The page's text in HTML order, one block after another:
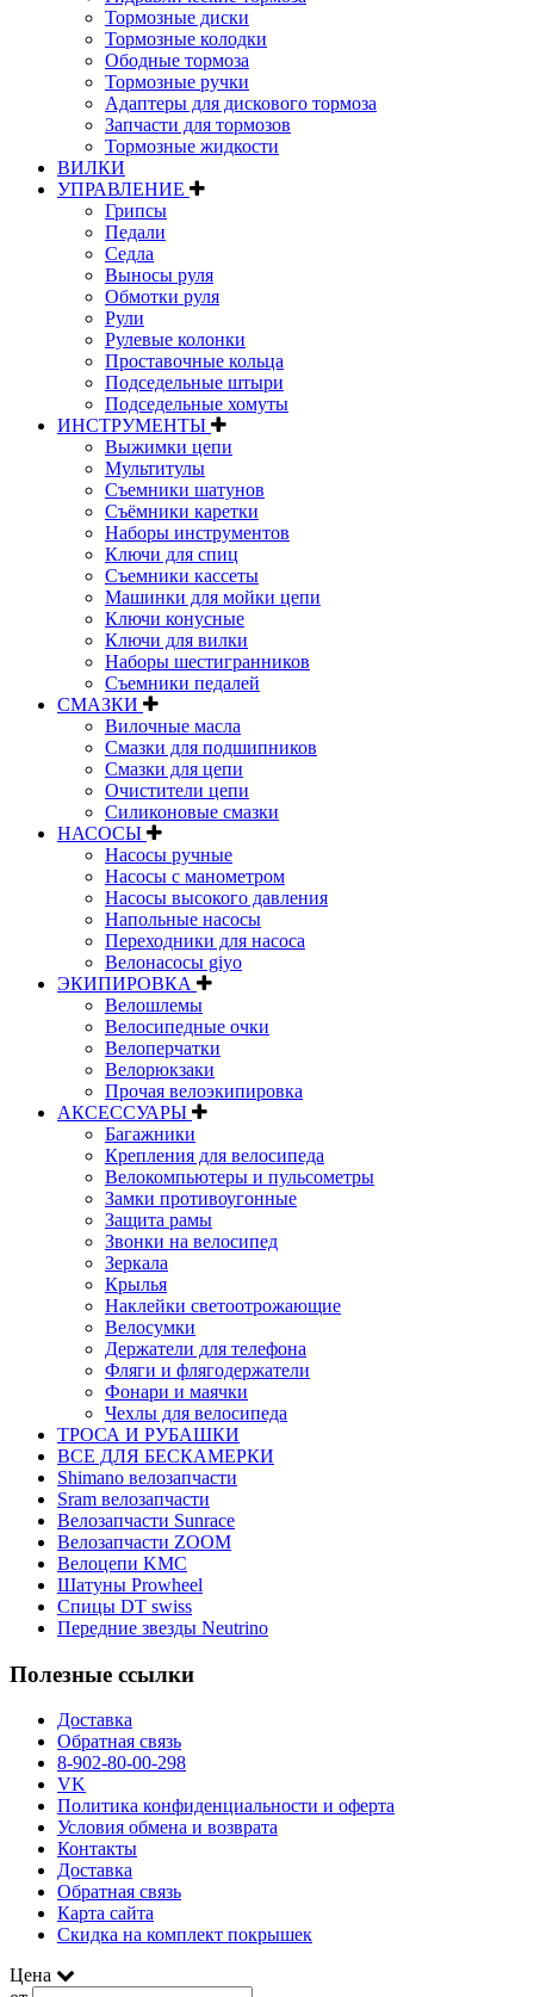
Тормозные диски
Тормозные колодки
Ободные тормоза
Тормозные ручки
Адаптеры для дискового тормоза
Запчасти для тормозов
Тормозные жидкости
ВИЛКИ
УПРАВЛЕНИЕ
Грипсы
Педали
Седла
Выносы руля
Обмотки руля
Рули
Рулевые колонки
Проставочные кольца
Подседельные штыри
Подседельные хомуты
ИНСТРУМЕНТЫ
Выжимки цепи
Мультитулы
Съемники шатунов
Съёмники каретки
Наборы инструментов
Ключи для спиц
Съемники кассеты
Машинки для мойки цепи
Ключи конусные
Ключи для вилки
Наборы шестигранников
Съемники педалей
СМАЗКИ
Вилочные масла
Смазки для подшипников
Смазки для цепи
Очистители цепи
Силиконовые смазки
НАСОСЫ
Насосы ручные
Насосы с манометром
Насосы высокого давления
Напольные насосы
Переходники для насоса
Велонасосы giyo
ЭКИПИРОВКА
Велошлемы
Велосипедные очки
Велоперчатки
Велорюкзаки
Прочая велоэкипировка
АКСЕССУАРЫ
Багажники
Крепления для велосипеда
Велокомпьютеры и пульсометры
Замки противоугонные
Защита рамы
Звонки на велосипед
Зеркала
Крылья
Наклейки светоотрожающие
Велосумки
Держатели для телефона
Фляги и флягодержатели
Фонари и маячки
Чехлы для велосипеда
ТРОСА И РУБАШКИ
ВСЕ ДЛЯ БЕСКАМЕРКИ
Shimano велозапчасти
Sram велозапчасти
Велозапчасти Sunrace
Велозапчасти ZOOM
Велоцепи KMC
Шатуны Prowheel
Спицы DT swiss
Передние звезды Neutrino
Полезные ссылки
Доставка
Обратная связь
8-902-80-00-298
VK
Политика конфиденциальности и оферта
Условия обмена и возврата
Контакты
Доставка
Обратная связь
Карта сайта
Скидка на комплект покрышек
Цена